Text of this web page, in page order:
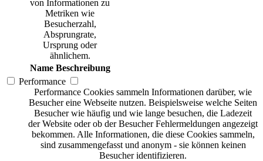
von Informationen zu
Metriken wie
Besucherzahl,
Absprungrate,
Ursprung oder
ähnlichem.
Name Beschreibung
Performance
Performance Cookies sammeln Informationen darüber, wie
Besucher eine Webseite nutzen. Beispielsweise welche Seiten
Besucher wie häufig und wie lange besuchen, die Ladezeit
der Website oder ob der Besucher Fehlermeldungen angezeigt
bekommen. Alle Informationen, die diese Cookies sammeln,
sind zusammengefasst und anonym - sie können keinen
Besucher identifizieren.